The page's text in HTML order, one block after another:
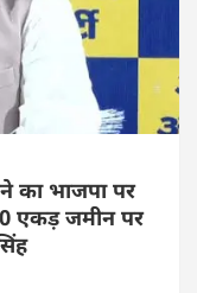
का भाजपा पर
एकड़ जमीन पर